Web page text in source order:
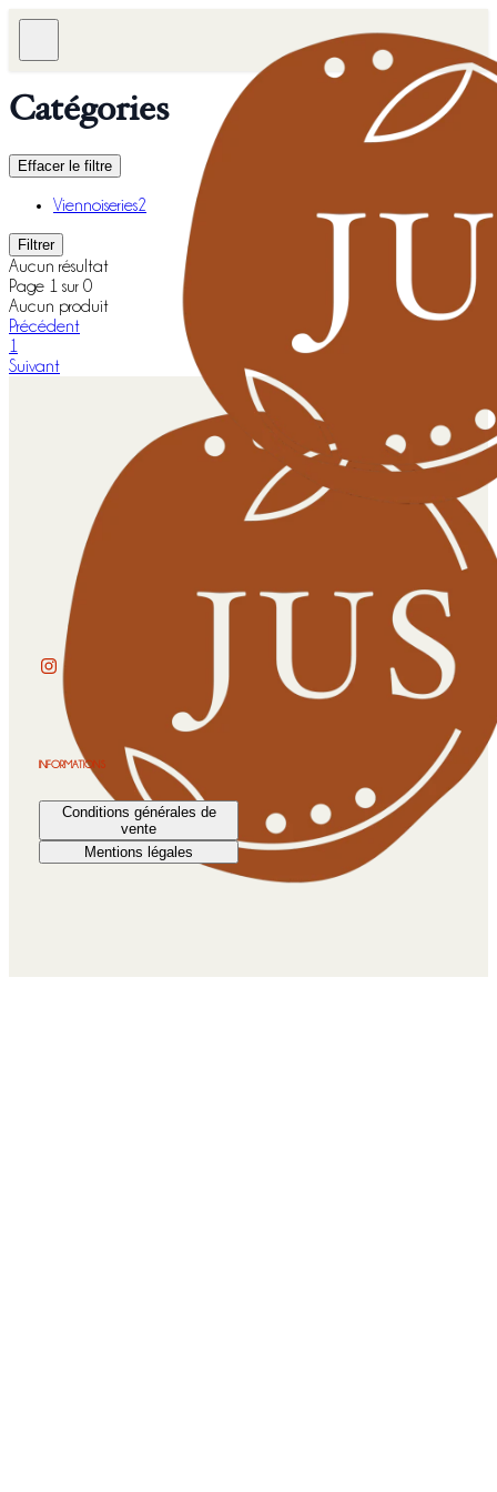
Catégories
Effacer le filtre
Viennoiseries2
Filtrer
Aucun résultat
Page 1 sur 0
Aucun produit
Précédent
1
Suivant
INFORMATIONS
Conditions générales de
vente
Mentions légales